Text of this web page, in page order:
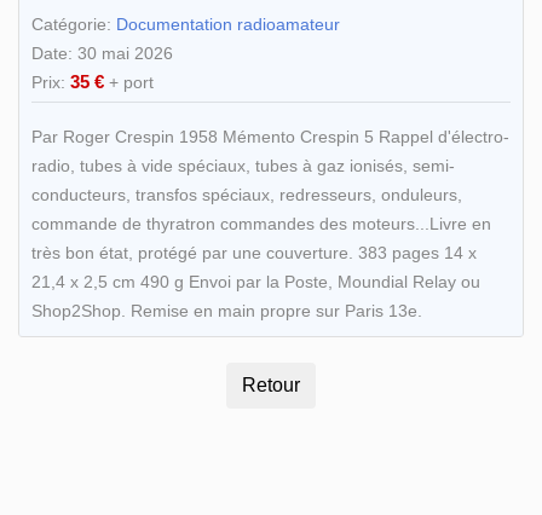
Catégorie: Documentation radioamateur
Date: 30 mai 2026
Prix: 35 € + port
Par Roger Crespin 1958 Mémento Crespin 5 Rappel d'électro-
radio, tubes à vide spéciaux, tubes à gaz ionisés, semi-
conducteurs, transfos spéciaux, redresseurs, onduleurs,
commande de thyratron commandes des moteurs...Livre en
très bon état, protégé par une couverture. 383 pages 14 x
21,4 x 2,5 cm 490 g Envoi par la Poste, Moundial Relay ou
Shop2Shop. Remise en main propre sur Paris 13e.